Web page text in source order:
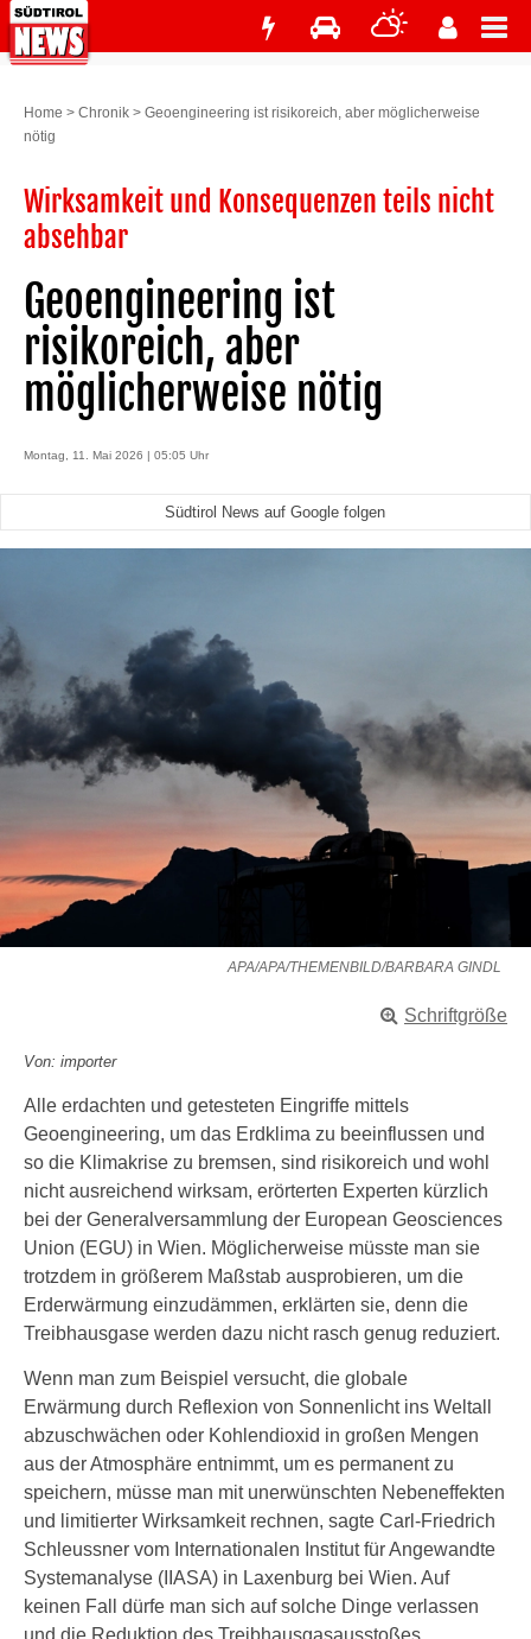
Home > Chronik > Geoengineering ist risikoreich, aber möglicherweise
nötig
Wirksamkeit und Konsequenzen teils nicht
absehbar
Geoengineering ist
risikoreich, aber
möglicherweise nötig
Montag, 11. Mai 2026 | 05:05 Uhr
Südtirol News auf Google folgen
APA/APA/THEMENBILD/BARBARA GINDL
Schriftgröße
Von: importer
Alle erdachten und getesteten Eingriffe mittels
Geoengineering, um das Erdklima zu beeinflussen und
so die Klimakrise zu bremsen, sind risikoreich und wohl
nicht ausreichend wirksam, erörterten Experten kürzlich
bei der Generalversammlung der European Geosciences
Union (EGU) in Wien. Möglicherweise müsste man sie
trotzdem in größerem Maßstab ausprobieren, um die
Erderwärmung einzudämmen, erklärten sie, denn die
Treibhausgase werden dazu nicht rasch genug reduziert.
Wenn man zum Beispiel versucht, die globale
Erwärmung durch Reflexion von Sonnenlicht ins Weltall
abzuschwächen oder Kohlendioxid in großen Mengen
aus der Atmosphäre entnimmt, um es permanent zu
speichern, müsse man mit unerwünschten Nebeneffekten
und limitierter Wirksamkeit rechnen, sagte Carl-Friedrich
Schleussner vom Internationalen Institut für Angewandte
Systemanalyse (IIASA) in Laxenburg bei Wien. Auf
keinen Fall dürfe man sich auf solche Dinge verlassen
und die Reduktion des Treibhausgasausstoßes